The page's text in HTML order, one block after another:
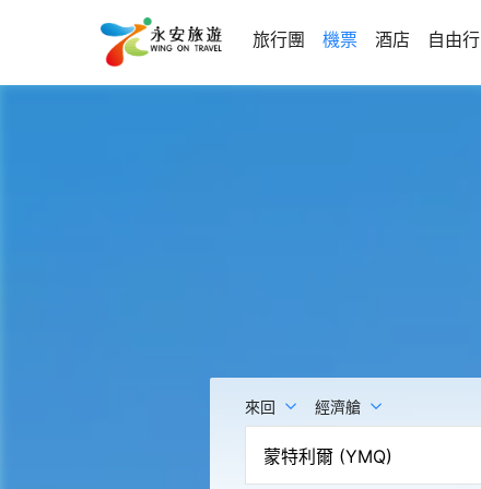
旅行團 機票 酒店 自由行
來回 經濟艙